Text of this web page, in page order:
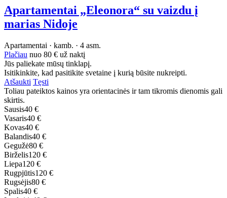
Apartamentai „Eleonora“ su vaizdu į
marias Nidoje
Apartamentai · kamb. · 4 asm.
Plačiau nuo 80 € už naktį
Jūs paliekate mūsų tinklapį.
Isitikinkite, kad pasitikite svetaine į kurią būsite nukreipti.
Atšaukti Tęsti
Toliau pateiktos kainos yra orientacinės ir tam tikromis dienomis gali
skirtis.
Sausis40 €
Vasaris40 €
Kovas40 €
Balandis40 €
Gegužė80 €
Birželis120 €
Liepa120 €
Rugpjūtis120 €
Rugsėjis80 €
Spalis40 €